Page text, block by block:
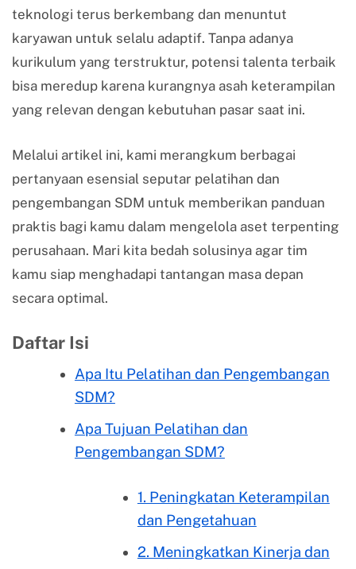
teknologi terus berkembang dan menuntut
karyawan untuk selalu adaptif. Tanpa adanya
kurikulum yang terstruktur, potensi talenta terbaik
bisa meredup karena kurangnya asah keterampilan
yang relevan dengan kebutuhan pasar saat ini.
Melalui artikel ini, kami merangkum berbagai
pertanyaan esensial seputar pelatihan dan
pengembangan SDM untuk memberikan panduan
praktis bagi kamu dalam mengelola aset terpenting
perusahaan. Mari kita bedah solusinya agar tim
kamu siap menghadapi tantangan masa depan
secara optimal.
Daftar Isi
Apa Itu Pelatihan dan Pengembangan
SDM?
Apa Tujuan Pelatihan dan
Pengembangan SDM?
1. Peningkatan Keterampilan
dan Pengetahuan
2. Meningkatkan Kinerja dan